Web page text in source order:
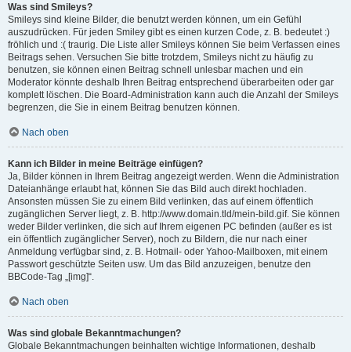
Was sind Smileys?
Smileys sind kleine Bilder, die benutzt werden können, um ein Gefühl
auszudrücken. Für jeden Smiley gibt es einen kurzen Code, z. B. bedeutet :)
fröhlich und :( traurig. Die Liste aller Smileys können Sie beim Verfassen eines
Beitrags sehen. Versuchen Sie bitte trotzdem, Smileys nicht zu häufig zu
benutzen, sie können einen Beitrag schnell unlesbar machen und ein
Moderator könnte deshalb Ihren Beitrag entsprechend überarbeiten oder gar
komplett löschen. Die Board-Administration kann auch die Anzahl der Smileys
begrenzen, die Sie in einem Beitrag benutzen können.
Nach oben
Kann ich Bilder in meine Beiträge einfügen?
Ja, Bilder können in Ihrem Beitrag angezeigt werden. Wenn die Administration
Dateianhänge erlaubt hat, können Sie das Bild auch direkt hochladen.
Ansonsten müssen Sie zu einem Bild verlinken, das auf einem öffentlich
zugänglichen Server liegt, z. B. http://www.domain.tld/mein-bild.gif. Sie können
weder Bilder verlinken, die sich auf Ihrem eigenen PC befinden (außer es ist
ein öffentlich zugänglicher Server), noch zu Bildern, die nur nach einer
Anmeldung verfügbar sind, z. B. Hotmail- oder Yahoo-Mailboxen, mit einem
Passwort geschützte Seiten usw. Um das Bild anzuzeigen, benutze den
BBCode-Tag „[img]“.
Nach oben
Was sind globale Bekanntmachungen?
Globale Bekanntmachungen beinhalten wichtige Informationen, deshalb